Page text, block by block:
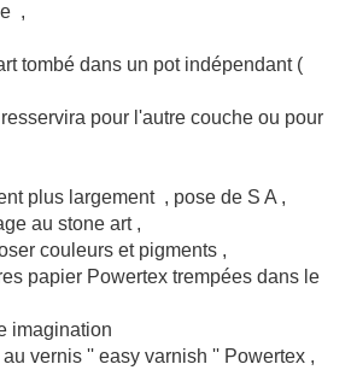
,
tombé dans un pot indépendant (
pour l'autre couche ou pour
plus largement , pose de S A ,
au stone art ,
couleurs et pigments ,
papier Powertex trempées dans le
imagination
vernis '' easy varnish '' Powertex ,